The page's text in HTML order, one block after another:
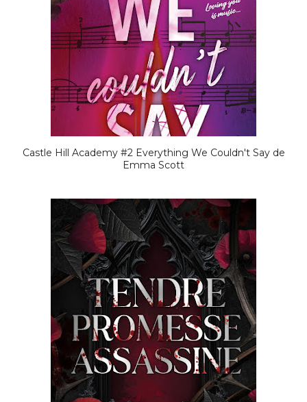
Castle Hill Academy #2 Everything We Couldn't Say de
Emma Scott